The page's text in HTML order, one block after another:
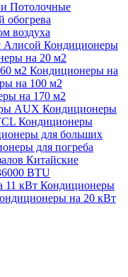
Потолочные
обогрева
воздуха
Алисой Кондиционеры
на 20 м2
м2 Кондиционеры на
на 100 м2
на 170 м2
AUX Кондиционеры
Кондиционеры
для больших
для погреба
Китайские
BTU
11 кВт Кондиционеры
на 20 кВт